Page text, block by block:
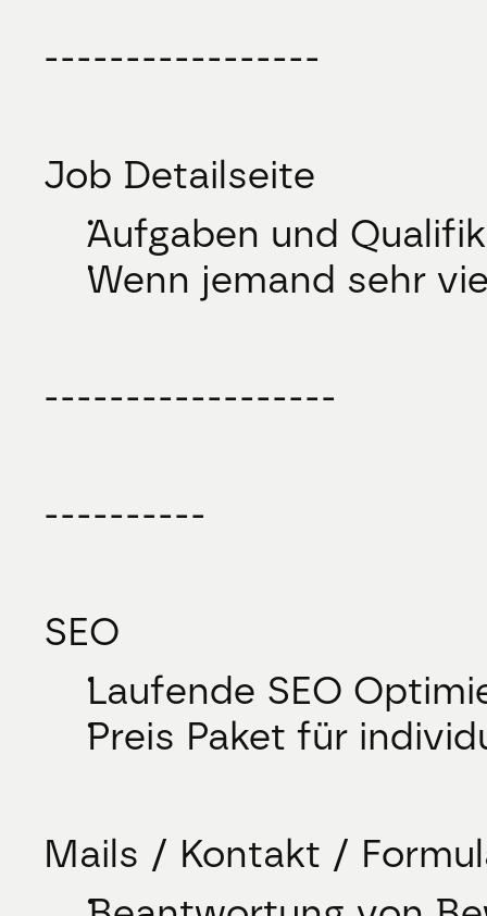
-----------------
Job Detailseite
Aufgaben und
Wenn jemand sehr
------------------
----------
SEO
Laufende SEO
Preis Paket für
Mails / Kontakt /